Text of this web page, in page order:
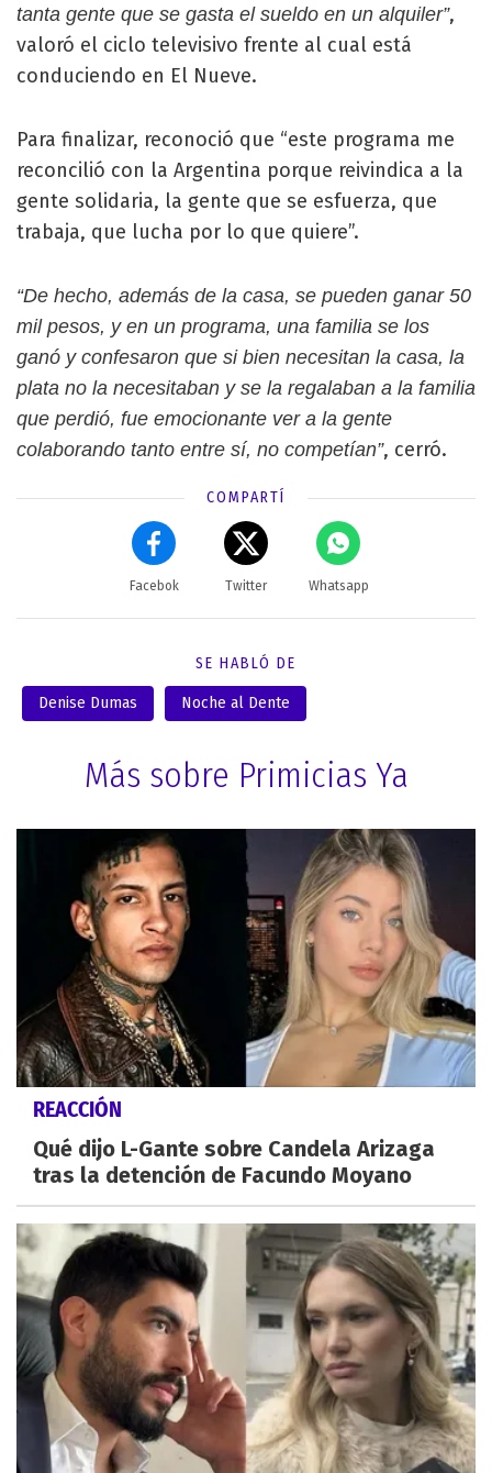
tanta gente que se gasta el sueldo en un alquiler”,
valoró el ciclo televisivo frente al cual está
conduciendo en El Nueve.
Para finalizar, reconoció que “este programa me
reconcilió con la Argentina porque reivindica a la
gente solidaria, la gente que se esfuerza, que
trabaja, que lucha por lo que quiere”.
“De hecho, además de la casa, se pueden ganar 50
mil pesos, y en un programa, una familia se los
ganó y confesaron que si bien necesitan la casa, la
plata no la necesitaban y se la regalaban a la familia
que perdió, fue emocionante ver a la gente
colaborando tanto entre sí, no competían”, cerró.
COMPARTÍ
Facebok Twitter Whatsapp
SE HABLÓ DE
Denise Dumas Noche al Dente
Más sobre Primicias Ya
REACCIÓN
Qué dijo L-Gante sobre Candela Arizaga
tras la detención de Facundo Moyano